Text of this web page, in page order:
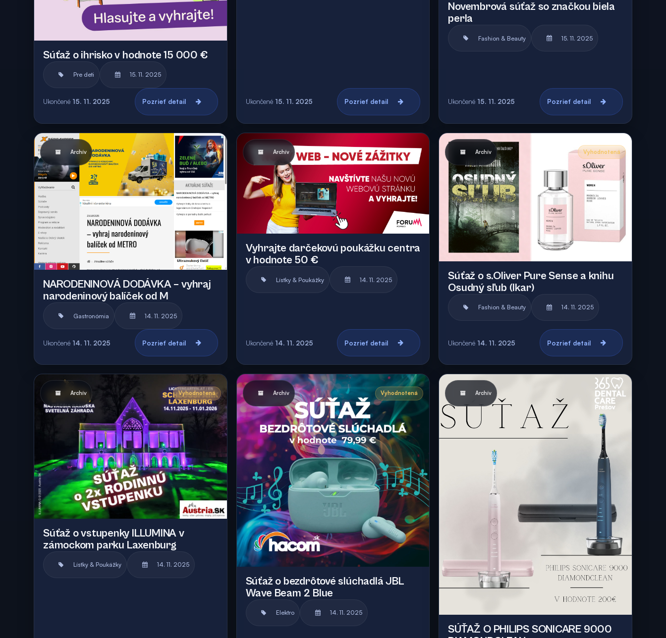
Súťaž o ihrisko v hodnote 15 000 €
Pre deti 15. 11. 2025
Ukončené 15. 11. 2025 Pozrieť detail Ukončené 15. 11. 2025 Pozrieť detail
Novembrová súťaž so značkou biela
perla
Fashion & Beauty 15. 11. 2025
Ukončené 15. 11. 2025 Pozrieť detail
Archív
NARODENINOVÁ DODÁVKA – vyhraj
narodeninový balíček od M
Gastronómia 14. 11. 2025
Ukončené 14. 11. 2025 Pozrieť detail
Archív
Vyhrajte darčekovú poukážku centra
v hodnote 50 €
Lístky & Poukážky 14. 11. 2025
Ukončené 14. 11. 2025 Pozrieť detail
Archív Vyhodnotená
Súťaž o s.Oliver Pure Sense a knihu
Osudný sľub (Ikar)
Fashion & Beauty 14. 11. 2025
Ukončené 14. 11. 2025 Pozrieť detail
Archív Vyhodnotená
Súťaž o vstupenky ILLUMINA v
zámockom parku Laxenburg
Lístky & Poukážky 14. 11. 2025
Archív Vyhodnotená
Súťaž o bezdrôtové slúchadlá JBL
Wave Beam 2 Blue
Elektro 14. 11. 2025
Archív
SÚŤAŽ O PHILIPS SONICARE 9000